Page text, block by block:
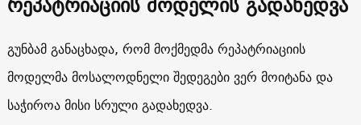
გუნბამ განაცხადა, რომ მოქმედმა რეპატრიაციის
მოდელმა მოსალოდნელი შედეგები ვერ მოიტანა და
საჭიროა მისი სრული გადახედვა.